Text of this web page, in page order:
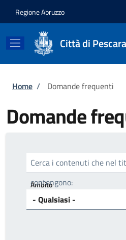
Regione Abruzzo
Città di Pescara
Briciole di pane
Home / Domande frequenti
Domande
Cerca i contenuti che nel
contengono:
Ambito